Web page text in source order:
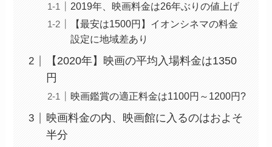
2019年、映画料金は26年ぶりの値上げ
【最安は1500円】イオンシネマの料金
設定に地域差あり
【2020年】映画の平均入場料金は1350
円
映画鑑賞の適正料金は1100円～1200円?
映画料金の内、映画館に入るのはおよそ
半分